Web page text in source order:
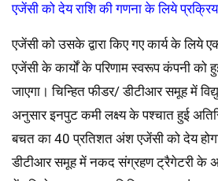
एजेंसी को देय राशि की गणना के लिये
एजेंसी को उसके द्वारा किए गए कार्य के लिये
एजेंसी के कार्यों के परिणाम स्वरूप कंपनी को
जाएगा। चिन्हित फीडर/ डीटीआर समूह में
अनुसार इनपुट कमी लक्ष्य के पश्चात हुई
बचत का 40 प्रतिशत अंश एजेंसी को देय
डीटीआर समूह में नकद संग्रहण ट्रैगेटरी के